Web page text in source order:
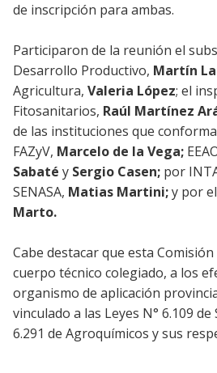
de inscripción para ambas.
Participaron de la reunión el
Desarrollo Productivo, Martín
Agricultura, Valeria López; el
Fitosanitarios, Raúl Martínez
de las instituciones que
FAZyV, Marcelo de la Vega;
Sabaté y Sergio Casen; por
SENASA, Matias Martini;y por
Marto.
Cabe destacar que esta
cuerpo técnico colegiado, a los
organismo de aplicación
vinculado a las Leyes N° 6.109
6.291 de Agroquímicos y sus